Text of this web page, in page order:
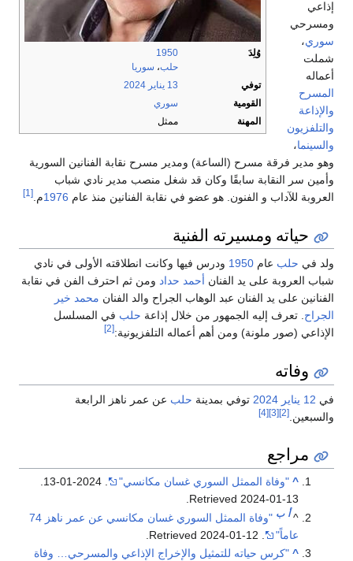
وُلِدَ
1950
حلب، سوريا
توفي
13 يناير
2024
القومية
سوري
المهنة
ممثل
إذاعي
ومسرحي
سوري،
شملت
أعماله
المسرح
والإذاعة
والتلفزيون
والسينما،
وهو مدير فرقة مسرح (الساعة) ومدير مسرح نقابة الفنانين السورية
وأمين سر النقابة سابقًا وكان قد شغل منصب مدير نادي شباب
العروبة للآداب و الفنون. هو عضو في نقابة الفنانين منذ عام 1976م. [1]
حياته ومسيرته الفنية
ولد في حلب عام 1950 ودرس فيها وكانت انطلاقته الأولى في نادي
شباب العروبة على يد الفنان أحمد حداد ومن ثم احترف الفن في نقابة
الفنانين على يد الفنان عبد الوهاب الجراح والد الفنان محمد خير
الجراح. تعرف إليه الجمهور من خلال إذاعة حلب في المسلسل
الإذاعي (صور ملونة) ومن أهم أعماله التلفزيونية:[2]
وفاته
في 12 يناير 2024 توفي بمدينة حلب عن عمر ناهز الرابعة
والسبعين. [2]
[3]
[4]
مراجع
^ "وفاة الممثل السوري غسان مكانسي" . 2024-01-13
.
Retrieved2024-01-13
.
^أ ب
"وفاة الممثل السوري غسان مكانسي عن عمر ناهز 74
عاماً"
2024-01-12
^ "كرس حياته للتمثيل والإخراج الإذاعي والمسرحي… وفاة